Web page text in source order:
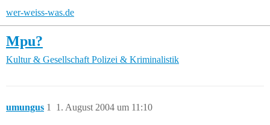
wer-weiss-was.de
Mpu?
Kultur & Gesellschaft Polizei & Kriminalistik
umungus 1. August 2004 um 11:10
1